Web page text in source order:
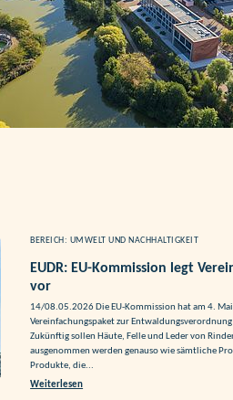
BEREICH: UMWELT UND NACHHALTIGKEIT
EUDR: EU-Kommission legt
vor
14/08.05.2026 Die EU-Kommission hat am 4.
Vereinfachungspaket zur
Zukünftig sollen Häute, Felle und Leder von
ausgenommen werden genauso wie sämtliche
Produkte, die...
Weiterlesen